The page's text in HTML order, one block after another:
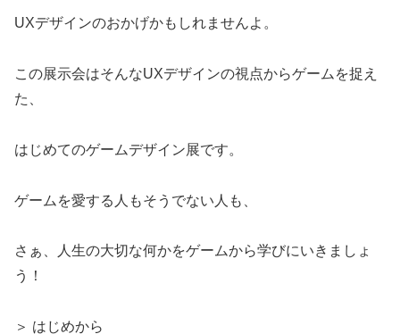
UXデザインのおかげかもしれませんよ。
この展示会はそんなUXデザインの視点からゲームを捉え
た、
はじめてのゲームデザイン展です。
ゲームを愛する人もそうでない人も、
さぁ、人生の大切な何かをゲームから学びにいきましょ
う！
＞ はじめから